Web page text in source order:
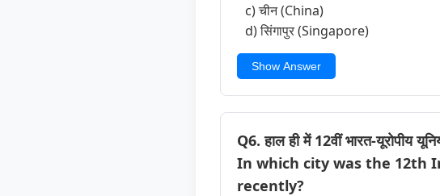
c) चीन (China)
d) सिंगापुर (Singapore)
Show Answer
Q6. हाल ही में 12वीं भारत-यूरोपीय
In which city was the 12th
recently?